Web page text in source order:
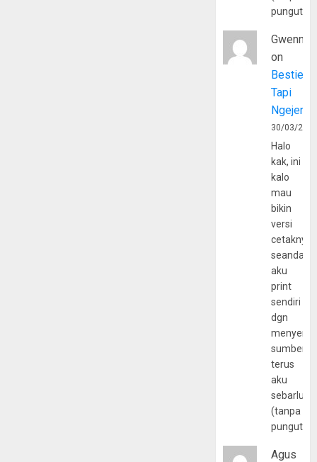
Gwenny
on
Bestie
Tapi
30/03/
Halo
kak, ini
kalo
mau
bikin
versi
cetaknya
aku
print
sendiri
dgn
sumber
terus
aku
(tanpa
Agus